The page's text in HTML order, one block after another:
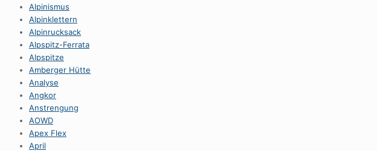
Alpinismus
Alpinklettern
Alpinrucksack
Alpspitz-Ferrata
Alpspitze
Amberger Hütte
Analyse
Angkor
Anstrengung
AOWD
Apex Flex
April